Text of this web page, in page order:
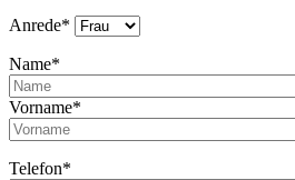
Anrede*
Name*
Vorname*
Telefon*